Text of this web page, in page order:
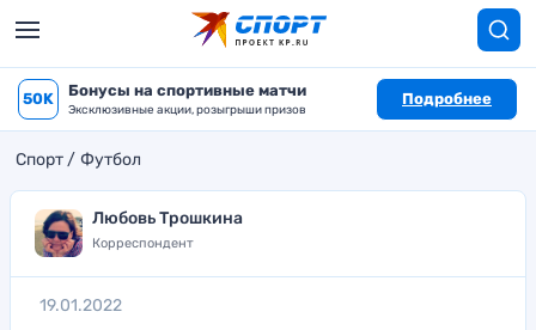
50K Бонусы на спортивные матчи
Эксклюзивные акции, розыгрыши призов
Подробнее
Спорт Футбол
Любовь Трошкина
Корреспондент
19.01.2022